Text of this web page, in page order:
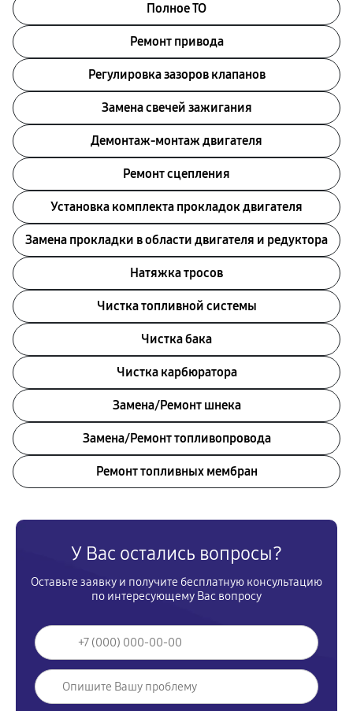
Полное ТО
Ремонт привода
Регулировка зазоров клапанов
Замена свечей зажигания
Демонтаж-монтаж двигателя
Ремонт сцепления
Установка комплекта прокладок двигателя
Замена прокладки в области двигателя и редуктора
Натяжка тросов
Чистка топливной системы
Чистка бака
Чистка карбюратора
Замена/Pемонт шнека
Замена/Pемонт топливопровода
Ремонт топливных мембран
У Вас остались вопросы?
Оставьте заявку и получите бесплатную консультацию
по интересующему Вас вопросу